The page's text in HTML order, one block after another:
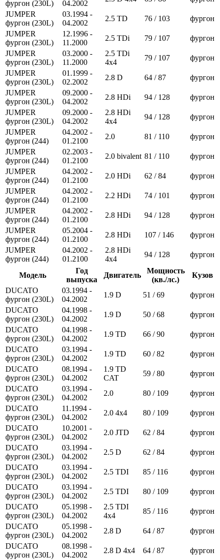
фургон (230L)
04.2002
JUMPER
фургон (230L)
03.1994 -
04.2002
2.5 TD 76 / 103
фургон
JUMPER
фургон (230L)
12.1996 -
11.2000
2.5 TDi 79 / 107
фургон
JUMPER
фургон (230L)
03.2000 -
11.2000
2.5 TDi
4x4
79 / 107
фургон
JUMPER
фургон (230L)
01.1999 -
02.2002
2.8 D 64 / 87
фургон
JUMPER
фургон (230L)
09.2000 -
04.2002
2.8 HDi 94 / 128
фургон
JUMPER
фургон (230L)
09.2000 -
04.2002
2.8 HDi
4x4
94 / 128
фургон
JUMPER
фургон (244)
04.2002 -
01.2100
2.0 81 / 110
фургон
JUMPER
фургон (244)
02.2003 -
01.2100
2.0 bivalent 81 / 110
фургон
JUMPER
фургон (244)
04.2002 -
01.2100
2.0 HDi 62 / 84
фургон
JUMPER
фургон (244)
04.2002 -
01.2100
2.2 HDi 74 / 101
фургон
JUMPER
фургон (244)
04.2002 -
01.2100
2.8 HDi 94 / 128
фургон
JUMPER
фургон (244)
05.2004 -
01.2100
2.8 HDi 107 / 146
фургон
JUMPER
фургон (244)
04.2002 -
01.2100
2.8 HDi
4x4
94 / 128 фургон
Модель
Год
выпуска
Двигатель
Мощность
(кв./лс.)
Кузов
DUCATO
фургон (230L)
03.1994 -
04.2002
1.9 D 51 / 69
фургон
DUCATO
фургон (230L)
04.1998 -
04.2002
1.9 D 50 / 68
фургон
DUCATO
фургон (230L)
04.1998 -
04.2002
1.9 TD 66 / 90
фургон
DUCATO
фургон (230L)
03.1994 -
04.2002
1.9 TD 60 / 82
фургон
DUCATO
фургон (230L)
08.1994 -
04.2002
1.9 TD
CAT
59 / 80
фургон
DUCATO
фургон (230L)
03.1994 -
04.2002
2.0 80 / 109
фургон
DUCATO
фургон (230L)
11.1994 -
04.2002
2.0 4x4 80 / 109
фургон
DUCATO
фургон (230L)
10.2001 -
04.2002
2.0 JTD 62 / 84
фургон
DUCATO
фургон (230L)
03.1994 -
04.2002
2.5 D 62 / 84
фургон
DUCATO
фургон (230L)
03.1994 -
04.2002
2.5 TDI 85 / 116
фургон
DUCATO
фургон (230L)
03.1994 -
04.2002
2.5 TDI 80 / 109
фургон
DUCATO
фургон (230L)
05.1998 -
04.2002
2.5 TDI
4x4
85 / 116
фургон
DUCATO
фургон (230L)
05.1998 -
04.2002
2.8 D 64 / 87
фургон
DUCATO
фургон (230L)
08.1998 -
04.2002
2.8 D 4x4 64 / 87
фургон